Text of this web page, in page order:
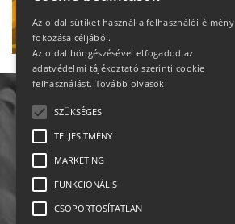
Ne maradj le!
Állásajánlatok
Az oldal sütiket használ a felhasználói élmény
fokozása céljából.
Az oldal böngészésével elfogadod az
adatvédelmi tájékoztató szerinti cookie
felhasználást. Tovább olvasok
SZÜKSÉGES
TELJESÍTMÉNY
MARKETING
FUNKCIONÁLIS
CSOPORTOSÍTATLAN